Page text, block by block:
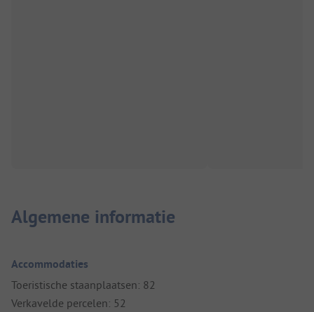
Algemene informatie
Accommodaties
Toeristische staanplaatsen: 82
Verkavelde percelen: 52